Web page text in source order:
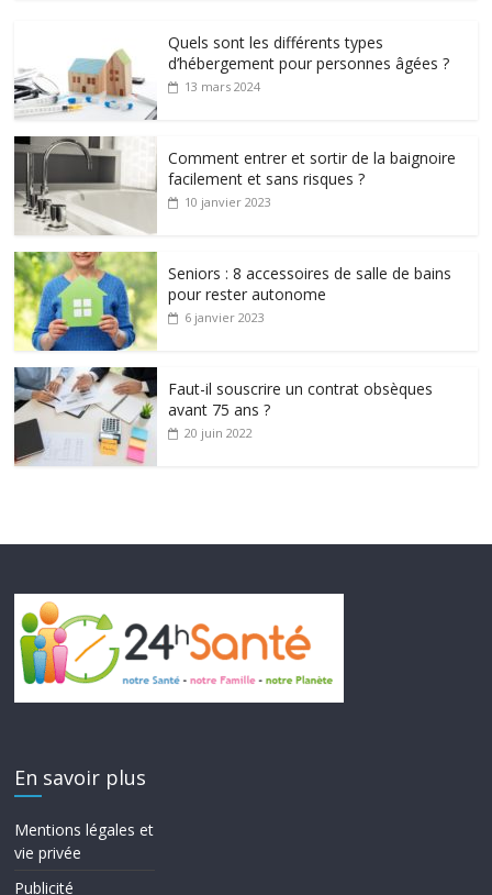
Quels sont les différents types
d’hébergement pour personnes âgées ?
13 mars 2024
Comment entrer et sortir de la baignoire
facilement et sans risques ?
10 janvier 2023
Seniors : 8 accessoires de salle de bains
pour rester autonome
6 janvier 2023
Faut-il souscrire un contrat obsèques
avant 75 ans ?
20 juin 2022
En savoir plus
Mentions légales et
vie privée
Publicité